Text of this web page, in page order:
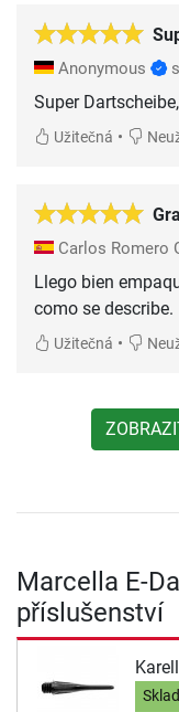
Anonymous
Super
Užitečná •
Carlos Romero
Llego bien
como se describe.
Užitečná •
Marcella E-
příslušenství